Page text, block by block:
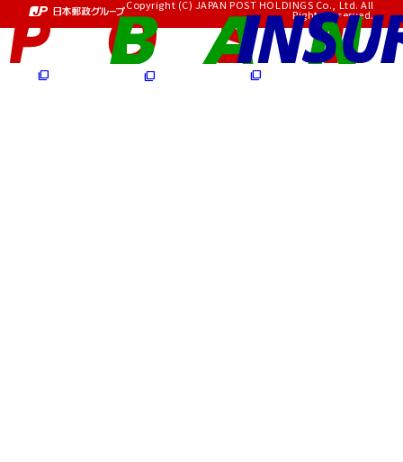
Copyright (C) JAPAN POST HOLDINGS Co., Ltd. All
Rights Reserved.